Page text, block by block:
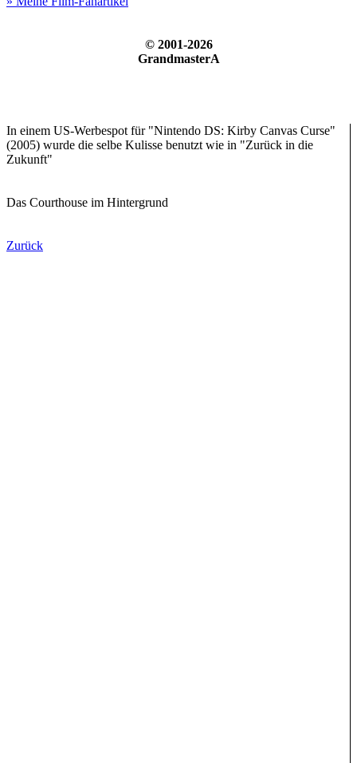
© 2001-2026
GrandmasterA
In einem US-Werbespot für "Nintendo DS: Kirby Canvas Curse"
(2005) wurde die selbe Kulisse benutzt wie in "Zurück in die
Zukunft"
Das Courthouse im Hintergrund
Zurück